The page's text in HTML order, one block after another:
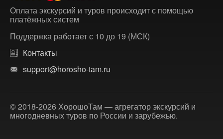
Оплата экскурсий и туров происходит с помощью
платёжных систем
Поддержка работает с 10 до 19 (МСК)
Контакты
support@horosho-tam.ru
© 2018-2026 ХорошоТам — агрегатор экскурсий и
многодневных туров по России и зарубежью.